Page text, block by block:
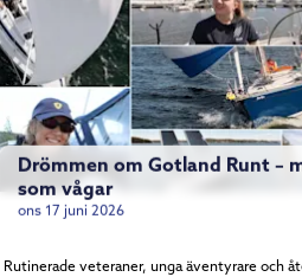
Drömmen om Gotland Runt –
som vågar
ons 17 juni 2026
Rutinerade veteraner, unga äventyrare och